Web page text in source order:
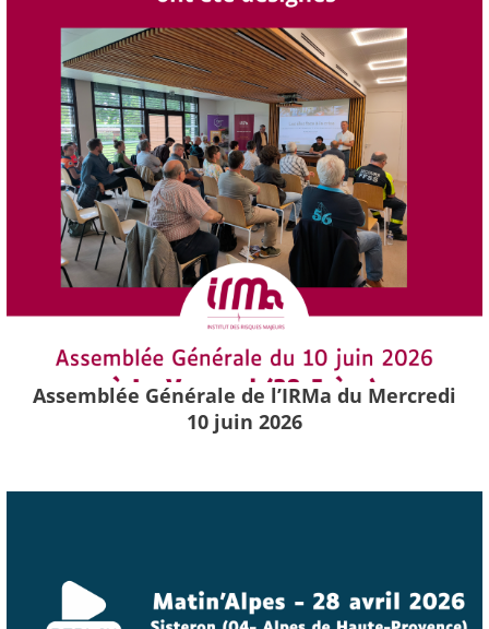
Assemblée Générale de l’IRMa du Mercredi
10 juin 2026